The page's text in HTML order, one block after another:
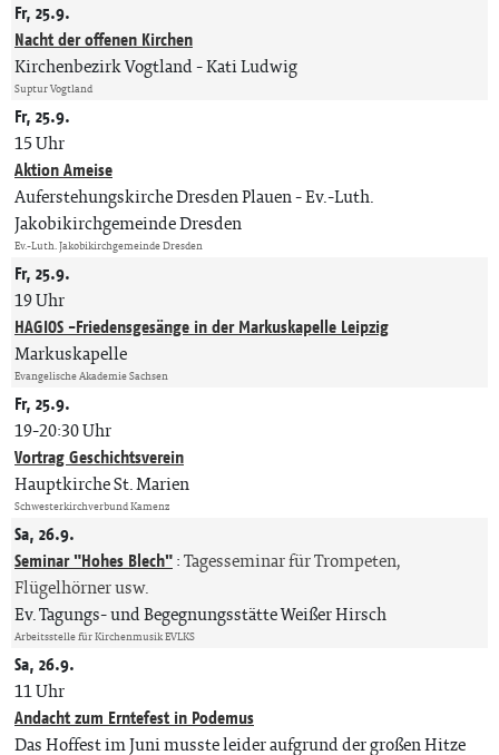
Fr, 25.9.
Nacht der offenen Kirchen
Kirchenbezirk Vogtland Kati Ludwig
Suptur Vogtland
Fr, 25.9.
15 Uhr
Aktion Ameise
Auferstehungskirche Dresden Plauen Ev.-Luth.
Jakobikirchgemeinde Dresden
Ev.-Luth. Jakobikirchgemeinde Dresden
Fr, 25.9.
19 Uhr
HAGIOS -Friedensgesänge in der Markuskapelle Leipzig
Markuskapelle
Evangelische Akademie Sachsen
Fr, 25.9.
19-20:30 Uhr
Vortrag Geschichtsverein
Hauptkirche St. Marien
Schwesterkirchverbund Kamenz
Sa, 26.9.
Seminar "Hohes Blech":Tagesseminar für Trompeten,
Flügelhörner usw.
Ev. Tagungs- und Begegnungsstätte Weißer Hirsch
Arbeitsstelle für Kirchenmusik EVLKS
Sa, 26.9.
11 Uhr
Andacht zum Erntefest in Podemus
Das Hoffest im Juni musste leider aufgrund der großen Hitze